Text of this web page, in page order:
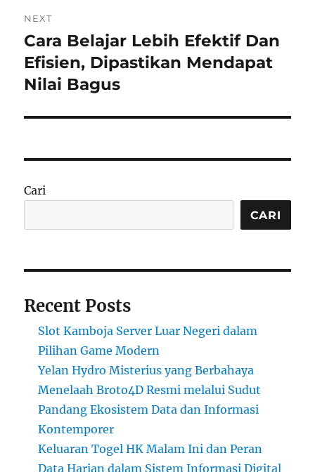
NEXT
Next
post:
Cara Belajar Lebih Efektif Dan
Efisien, Dipastikan Mendapat
Nilai Bagus
Cari
CARI
Recent Posts
Slot Kamboja Server Luar Negeri dalam
Pilihan Game Modern
Yelan Hydro Misterius yang Berbahaya
Menelaah Broto4D Resmi melalui Sudut
Pandang Ekosistem Data dan Informasi
Kontemporer
Keluaran Togel HK Malam Ini dan Peran
Data Harian dalam Sistem Informasi Digital